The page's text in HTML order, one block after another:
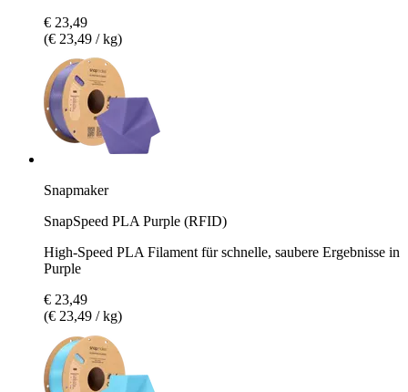
€ 23,49
(€ 23,49 / kg)
Snapmaker
SnapSpeed PLA Purple (RFID)
High-Speed PLA Filament für schnelle, saubere Ergebnisse in
Purple
€ 23,49
(€ 23,49 / kg)